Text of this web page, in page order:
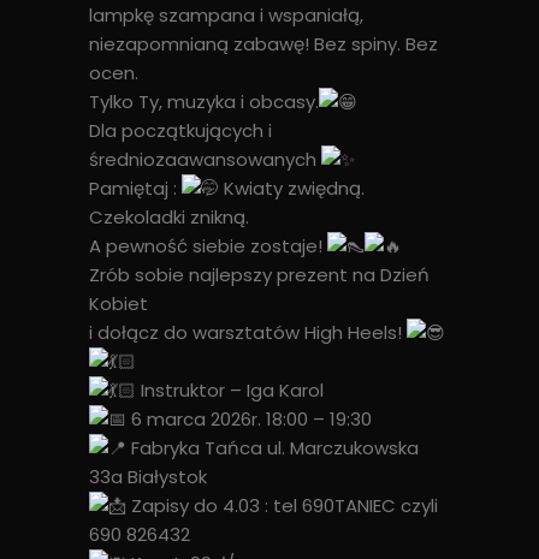
lampkę szampana i wspaniałą,
niezapomnianą zabawę! Bez spiny. Bez
ocen.
Tylko Ty, muzyka i obcasy.
Dla początkujących i
średniozaawansowanych
Pamiętaj :
Kwiaty zwiędną.
Czekoladki znikną.
A pewność siebie zostaje!
Zrób sobie najlepszy prezent na Dzień
Kobiet
i dołącz do warsztatów High Heels!
Instruktor – Iga Karol
6 marca 2026r. 18:00 – 19:30
Fabryka Tańca ul. Marczukowska
33a Białystok
Zapisy do 4.03 : tel 690TANIEC czyli
690 826432